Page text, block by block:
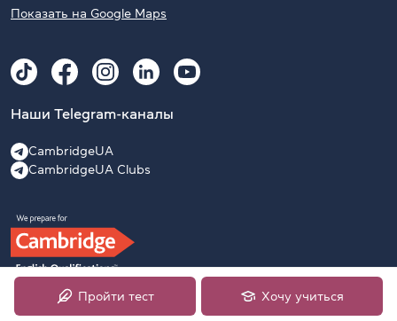
Показать на Google Maps
Наши Telegram-каналы
CambridgeUA
CambridgeUA Clubs
Пройти тест Хочу учиться